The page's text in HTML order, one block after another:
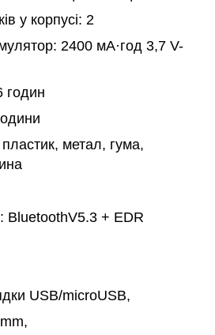
у корпусі: 2
2400 мА·год 3,7 V-
годин
метал, гума,
BluetoothV5.3 + EDR
USB/microUSB,